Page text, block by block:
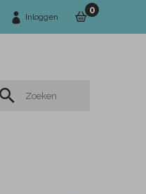
Inloggen
0